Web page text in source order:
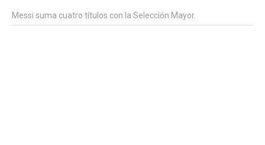
Messi suma cuatro títulos con la Selección Mayor.